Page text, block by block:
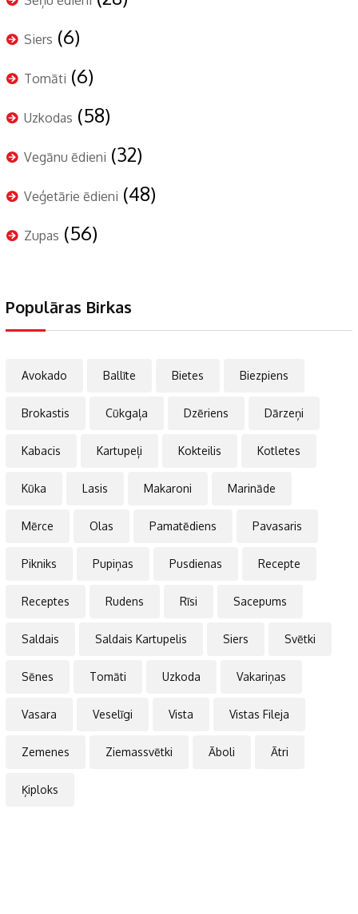
Siers (6)
Tomāti (6)
Uzkodas (58)
Vegānu ēdieni (32)
Veģetārie ēdieni (48)
Zupas (56)
Populāras Birkas
Avokado Ballīte Bietes Biezpiens
Brokastis Cūkgaļa Dzēriens Dārzeņi
Kabacis Kartupeļi Kokteilis Kotletes
Kūka Lasis Makaroni Marināde
Mērce Olas Pamatēdiens Pavasaris
Pikniks Pupiņas Pusdienas Recepte
Receptes Rudens Rīsi Sacepums
Saldais Saldais Kartupelis Siers Svētki
Sēnes Tomāti Uzkoda Vakariņas
Vasara Veselīgi Vista Vistas Fileja
Zemenes Ziemassvētki Āboli Ātri
Ķiploks